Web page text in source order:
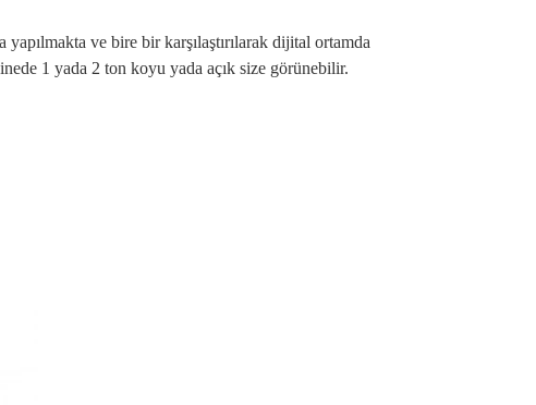
ve bire bir karşılaştırılarak dijital ortamda
1 yada 2 ton koyu yada açık size görünebilir.